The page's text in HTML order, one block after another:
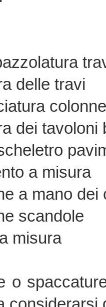
artificiali le
in
nella
unico
un
il taglio -la